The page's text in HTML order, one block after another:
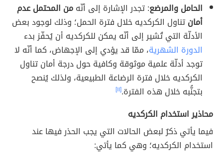
الحامل والمرضع: تجدر الإشارة إلى أنّهمن المحتمل عدم
أمانتناول الكركديه خلال فترة الحمل؛ وذلك لوجود بعض
الأدلّة التي تُشير إلى أنّه يمكن للكركديه أن يُحفّز بدء
الدورة الشهرية، ممّا قد يؤدي إلى الإجهاض، كما أنّه لا
توجد أدلّة علمية موثوقة وكافية حول درجة أمان تناول
الكركديه خلال فترة الرضاعة الطبيعية، ولذلك يُنصح
بتجنُّبه خلال هذه الفترة.[١١]
محاذير استخدام الكركديه
فيما يأتي ذكرٌ لبعض الحالات التي يجب الحذر فيها عند
استخدام الكركديه؛ وهي كما يأتي: